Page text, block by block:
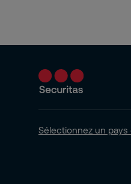
Sélectionnez un pays